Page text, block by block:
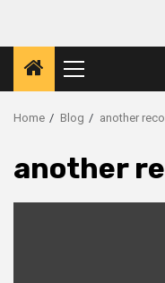
Primary
Menu
Home Blog another
another